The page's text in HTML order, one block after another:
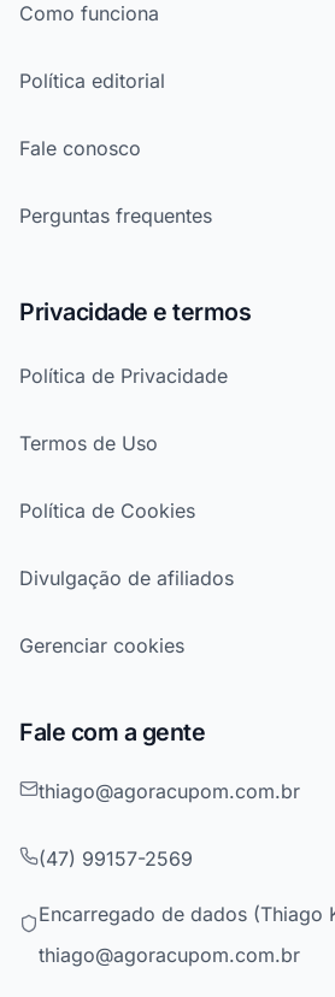
Como funciona
Política editorial
Fale conosco
Perguntas frequentes
Privacidade e termos
Política de Privacidade
Termos de Uso
Política de Cookies
Divulgação de afiliados
Gerenciar cookies
Fale com a gente
thiago@agoracupom.com.br
(47) 99157-2569
Encarregado de dados (Thiago
thiago@agoracupom.com.br